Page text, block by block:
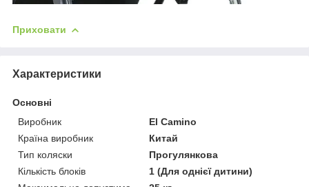
Приховати
Характеристики
Основні
Виробник
El Camino
Країна виробник
Китай
Тип коляски
Прогулянкова
Кількість блоків
1 (Для однієї дитини)